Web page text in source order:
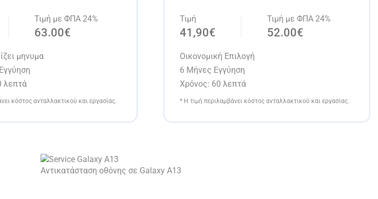
Τιμή με ΦΠΑ 24%
63.00€
μηνυμα
λεπτά
κόστος ανταλλακτικού και εργασίας.
Τιμή
41,90€
Τιμή με ΦΠΑ 24%
52.00€
Οικονομική Επιλογή
6 Μήνες Εγγύηση
Χρόνος: 60 λεπτά
* Η τιμή περιλαμβάνει κόστος ανταλλακτικού και εργασίας.
Αντικατάσταση οθόνης σε Galaxy A13